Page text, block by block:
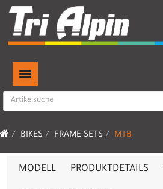
TOGGLE NAVIGATION
BIKES FRAME SETS MTB
MODELL PRODUKTDETAILS